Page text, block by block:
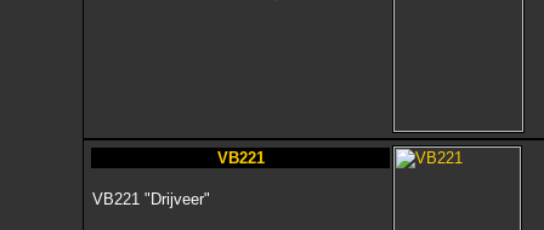
VB221
VB221 "Drijveer"